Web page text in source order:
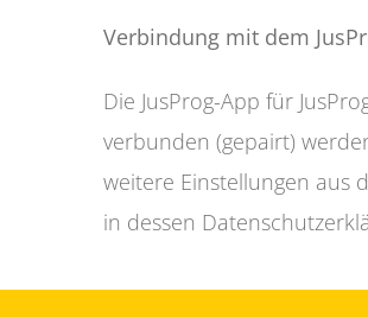
Verbindung mit dem
Die JusProg-App für
verbunden (gepairt)
weitere Einstellungen aus
in dessen